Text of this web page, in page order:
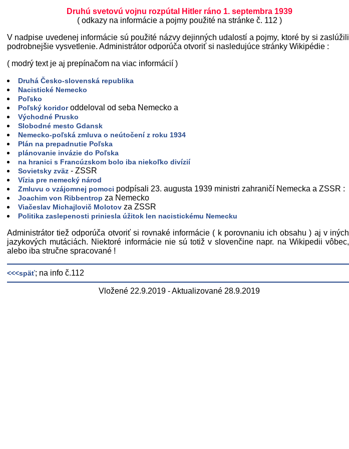
Druhú svetovú vojnu rozpútal Hitler ráno 1. septembra 1939
( odkazy na informácie a pojmy použité na stránke č. 112 )
V nadpise uvedenej informácie sú použité názvy dejinných udalostí a pojmy, ktoré by si zaslúžili
podrobnejšie vysvetlenie. Administrátor odporúča otvoriť si nasledujúce stránky Wikipédie :
( modrý text je aj prepínačom na viac informácií )
Druhá Česko-slovenská republika
Nacistické Nemecko
Poľsko
Poľský koridoroddeloval od seba Nemecko a
Východné Prusko
Slobodné mesto Gdansk
Nemecko-poľská zmluva o neútočení z roku 1934
Plán na prepadnutie Poľska
plánovanie invázie do Poľska
na hranici s Francúzskom bolo iba niekoľko divízií
Sovietsky zväz - ZSSR
Vízia pre nemecký národ
Zmluvu o vzájomnej pomoci podpísali 23. augusta 1939 ministri zahraničí Nemecka a ZSSR :
Joachim von Ribbentrop za Nemecko
Viačeslav Michajlovič Molotov za ZSSR
Politika zaslepenosti priniesla úžitok len nacistickému Nemecku
Administrátor tiež odporúča otvoriť si rovnaké informácie ( k porovnaniu ich obsahu ) aj v iných
jazykových mutáciách. Niektoré informácie nie sú totiž v slovenčine napr. na Wikipedii vôbec,
alebo iba stručne spracované !
<<<späť; na info č.112
Vložené 22.9.2019 - Aktualizované 28.9.2019